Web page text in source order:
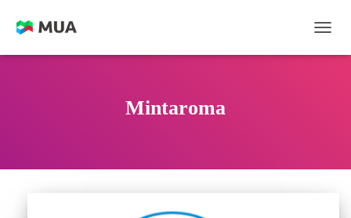
Mintaroma